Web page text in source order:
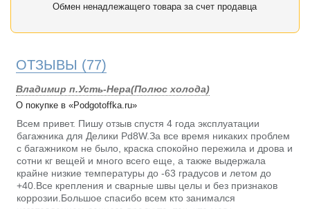
Обмен ненадлежащего товара за счет продавца
ОТЗЫВЫ (77)
Владимир п.Усть-Нера(Полюс холода)
О покупке в «Podgotoffka.ru»
Всем привет. Пишу отзыв спустя 4 года эксплуатации
багажника для Делики Pd8W.За все время никаких проблем
с багажником не было, краска спокойно пережила и дрова и
сотни кг вещей и много всего еще, а также выдержала
крайне низкие температуры до -63 градусов и летом до
+40.Все крепления и сварные швы целы и без признаков
коррозии.Большое спасибо всем кто занимался